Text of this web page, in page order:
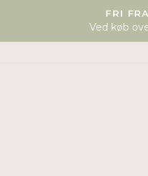
FRI
Ved køb